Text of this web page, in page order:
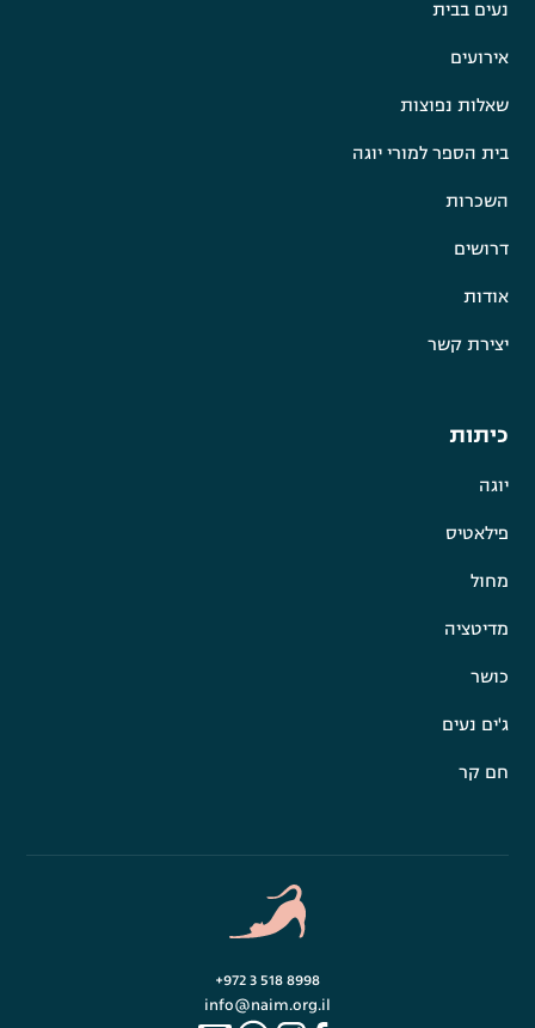
נעים בבית
אירועים
שאלות נפוצות
בית הספר למורי יוגה
השכרות
דרושים
אודות
יצירת קשר
כיתות
יוגה
פילאטיס
מחול
מדיטציה
כושר
ג'ים נעים
חם קר
+972 3 518 8998
info@naim.org.il